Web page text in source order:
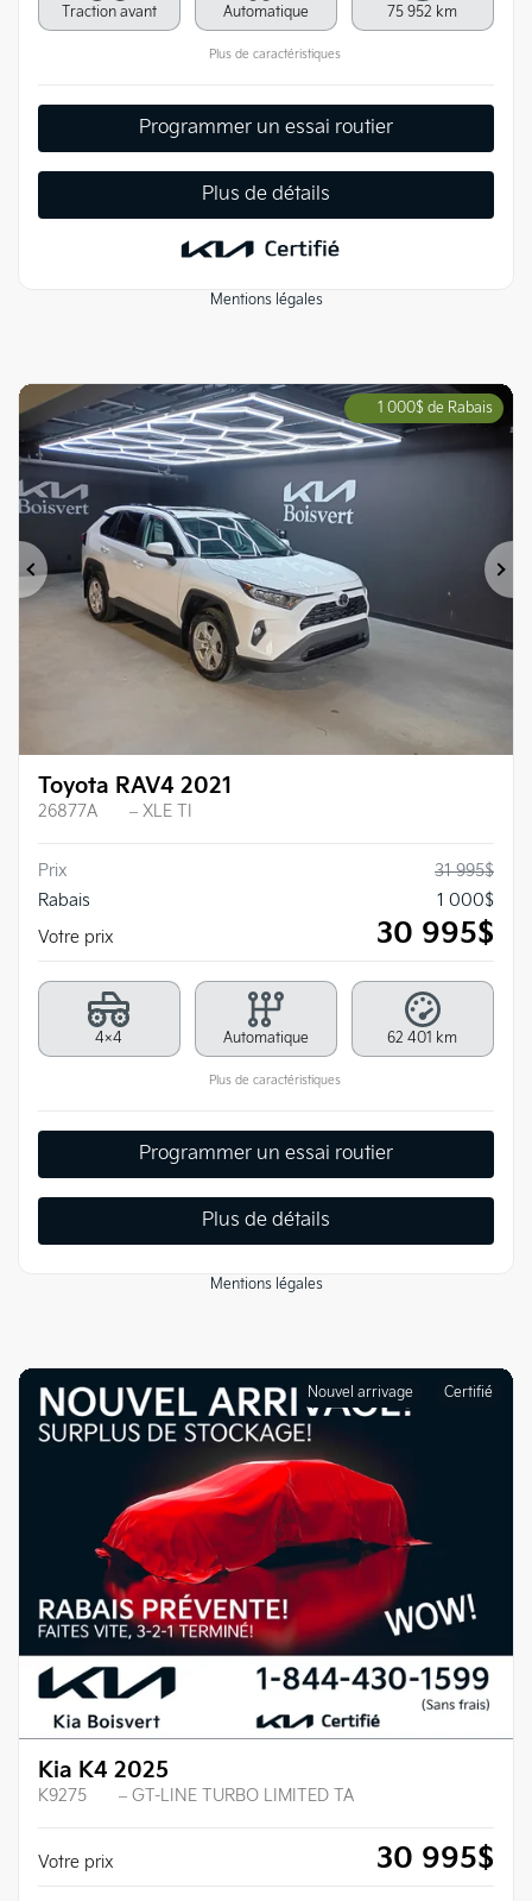
Traction avant Automatique 75 952 km
Plus de caractéristiques
Programmer un essai routier
Plus de détails
Mentions légales
1 000$ de Rabais
Précédent
Toyota RAV4 2021
26877A – XLE TI
Prix 31 995$
Rabais
1 000$
Votre prix
30 995$
4×4 Automatique 62 401 km
Plus de caractéristiques
Programmer un essai routier
Plus de détails
Mentions légales
Nouvel arrivage Certifié
Kia K4 2025
K9275 – GT-LINE TURBO LIMITED TA
Votre prix 30 995$